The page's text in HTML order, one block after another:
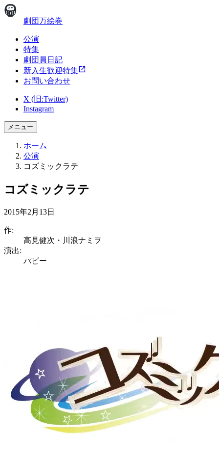
劇団万絵巻
公演
特集
劇団員日記
新入生歓迎特集
お問い合わせ
X (旧:Twitter)
Instagram
メニュー
ホーム
公演
コズミックラテ
コズミックラテ
2015年2月13日
作:
高見健次・川浪ナミヲ
演出:
パピー